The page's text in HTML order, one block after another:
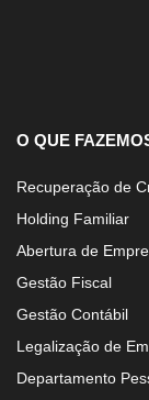
O QUE
Recuperação de
Holding Familiar
Abertura de
Gestão Fiscal
Gestão Contábil
Legalização de
Departamento